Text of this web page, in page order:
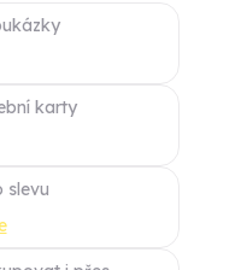
karty
slevu